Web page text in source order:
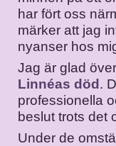
har fört oss
märker att jag
nyanser hos
Jag är glad över
Linnéas död .
professionella
beslut trots det
Under de